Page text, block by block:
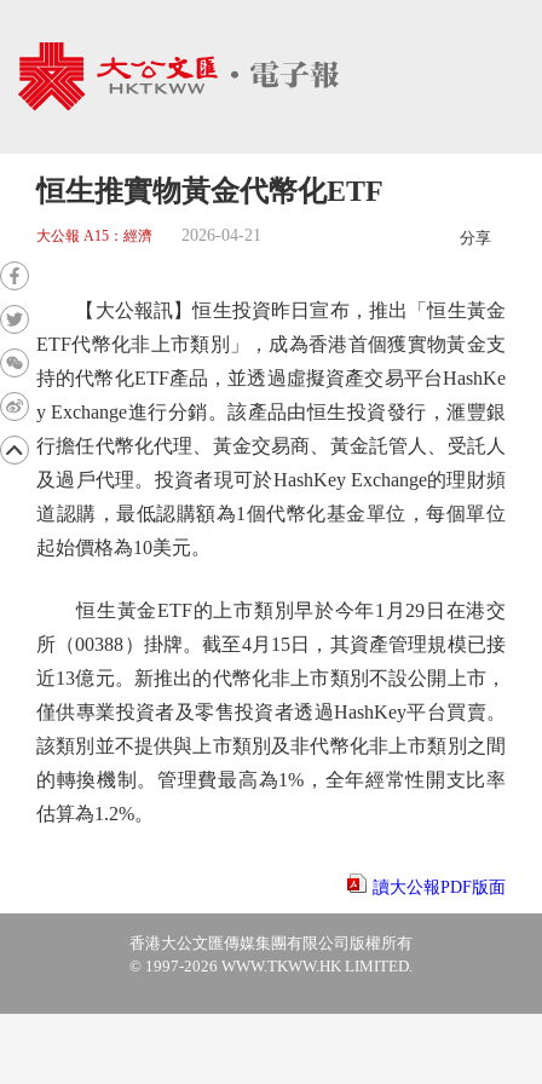
恒生推實物黃金代幣化ETF
大公報 A15：經濟 2026-04-21 分享
【大公報訊】恒生投資昨日宣布，推出「恒生黃金
ETF代幣化非上市類別」，成為香港首個獲實物黃金支
持的代幣化ETF產品，並透過虛擬資產交易平台HashKe
y Exchange進行分銷。該產品由恒生投資發行，滙豐銀
行擔任代幣化代理、黃金交易商、黃金託管人、受託人
及過戶代理。投資者現可於HashKey Exchange的理財頻
道認購，最低認購額為1個代幣化基金單位，每個單位
起始價格為10美元。
恒生黃金ETF的上市類別早於今年1月29日在港交
所（00388）掛牌。截至4月15日，其資產管理規模已接
近13億元。新推出的代幣化非上市類別不設公開上市，
僅供專業投資者及零售投資者透過HashKey平台買賣。
該類別並不提供與上市類別及非代幣化非上市類別之間
的轉換機制。管理費最高為1%，全年經常性開支比率
估算為1.2%。
讀大公報PDF版面
香港大公文匯傳媒集團有限公司版權所有
© 1997-2026 WWW.TKWW.HK LIMITED.